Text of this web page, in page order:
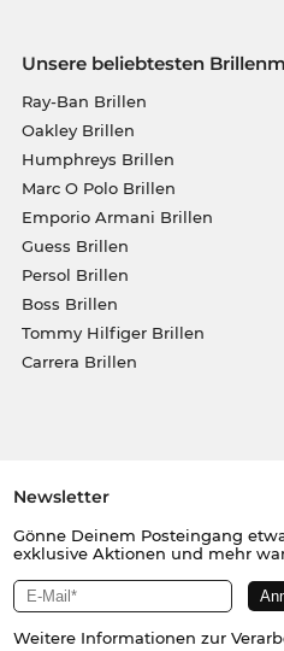
Unsere beliebtesten
Ray-Ban Brillen
Oakley Brillen
Humphreys Brillen
Marc O Polo Brillen
Emporio Armani Brillen
Guess Brillen
Persol Brillen
Boss Brillen
Tommy Hilfiger Brillen
Carrera Brillen
Newsletter
Gönne Deinem Posteingang
exklusive Aktionen und mehr
Weitere Informationen zur